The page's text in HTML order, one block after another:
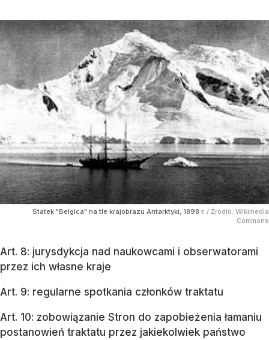
Statek "Belgica" na tle krajobrazu Antarktyki, 1898 r. / Źródło: Wikimedia
Commons
Art. 8: jurysdykcja nad naukowcami i obserwatorami
przez ich własne kraje
Art. 9: regularne spotkania członków traktatu
Art. 10: zobowiązanie Stron do zapobieżenia łamaniu
postanowień traktatu przez jakiekolwiek państwo